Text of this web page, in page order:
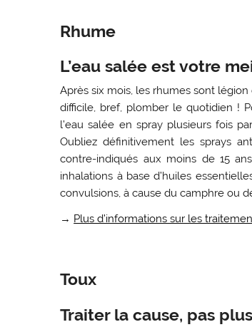
Rhume
L’eau salée est votre
Après six mois, les rhumes sont
difficile, bref, plomber le quotidien !
l’eau salée en spray plusieurs fois
Oubliez définitivement les sprays
contre-indiqués aux moins de 15
inhalations à base d’huiles
convulsions, à cause du camphre ou
→ Plus d’informations sur les
Toux
Traiter la cause, pas plus